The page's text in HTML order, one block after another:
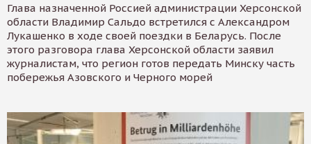
Глава назначенной Россией администрации Херсонской
области Владимир Сальдо встретился с Александром
Лукашенко в ходе своей поездки в Беларусь. После
этого разговора глава Херсонской области заявил
журналистам, что регион готов передать Минску часть
побережья Азовского и Черного морей